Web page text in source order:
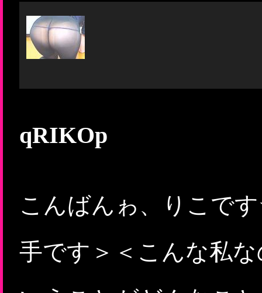
qRIKOp
こんばんゎ、りこで
手です＞＜こんな私